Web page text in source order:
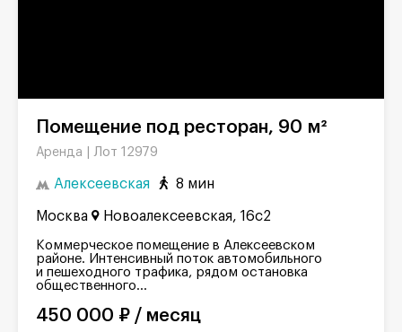
Помещение под ресторан, 90 м²
Аренда | Лот 12979
Алексеевская 8 мин
Москва Новоалексеевская, 16с2
Коммерческое помещение в Алексеевском
районе. Интенсивный поток автомобильного
и пешеходного трафика, рядом остановка
общественного...
450 000 ₽ / месяц